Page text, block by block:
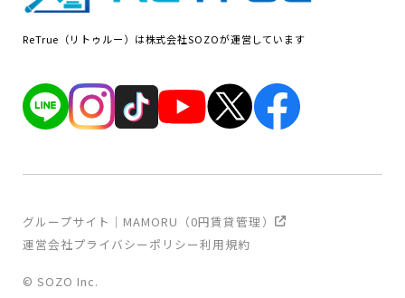
ReTrue（リトゥルー）は株式会社SOZOが運営しています
運営会社プライバシーポリシー利用規約
グループサイト｜MAMORU（0円賃貸管理）
© SOZO Inc.